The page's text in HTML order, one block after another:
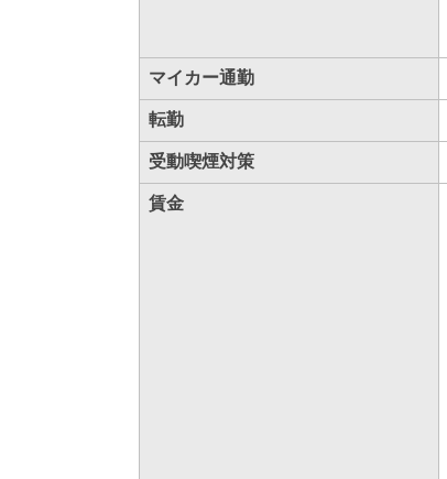
マイカー通勤
転勤
受動喫煙対策
賃金